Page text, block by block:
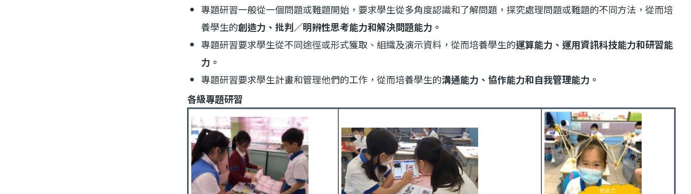
專題研習一般從一個問題或難題開始，要求學生從多角度認識和了解問題，探究處理問題或難題的不同方法，從而培
養學生的創造力、批判／明辨性思考能力和解決問題能力。
專題研習要求學生從不同途徑或形式獲取、組織及演示資料，從而培養學生的運算能力、運用資訊科技能力和研習能
力。
專題研習要求學生計畫和管理他們的工作，從而培養學生的溝通能力、協作能力和自我管理能力。
各級專題研習